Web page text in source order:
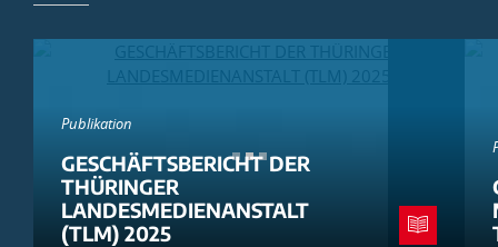
Publikation
GESCHÄFTSBERICHT DER
THÜRINGER
LANDESMEDIENANSTALT
(TLM) 2025